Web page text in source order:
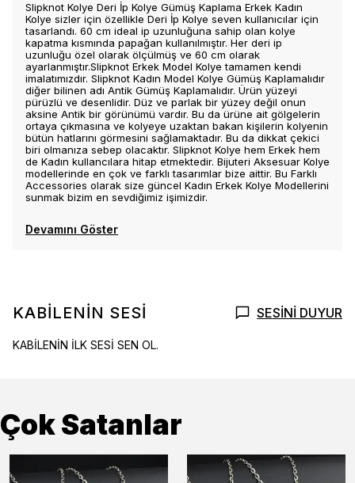
Slipknot Kolye Deri İp Kolye Gümüş Kaplama Erkek Kadın
Kolye sizler için özellikle Deri İp Kolye seven kullanıcılar için
tasarlandı. 60 cm ideal ip uzunluğuna sahip olan kolye
kapatma kısmında papağan kullanılmıştır. Her deri ip
uzunluğu özel olarak ölçülmüş ve 60 cm olarak
ayarlanmıştır.Slipknot Erkek Model Kolye tamamen kendi
imalatımızdır. Slipknot Kadın Model Kolye Gümüş Kaplamalıdır
diğer bilinen adı Antik Gümüş Kaplamalıdır. Ürün yüzeyi
pürüzlü ve desenlidir. Düz ve parlak bir yüzey değil onun
aksine Antik bir görünümü vardır. Bu da ürüne ait gölgelerin
ortaya çıkmasına ve kolyeye uzaktan bakan kişilerin kolyenin
bütün hatlarını görmesini sağlamaktadır. Bu da dikkat çekici
biri olmanıza sebep olacaktır. Slipknot Kolye hem Erkek hem
de Kadın kullancılara hitap etmektedir. Bijuteri Aksesuar Kolye
modellerinde en çok ve farklı tasarımlar bize aittir. Bu Farklı
Accessories olarak size güncel Kadın Erkek Kolye Modellerini
sunmak bizim en sevdiğimiz işimizdir.
Devamını Göster
KABİLENİN SESİ SESİNİ DUYUR
KABİLENİN İLK SESİ SEN OL.
Çok Satanlar